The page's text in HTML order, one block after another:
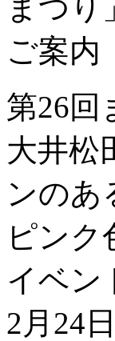
第26回
大井松
ンのあ
ピンク
イベン
2月24